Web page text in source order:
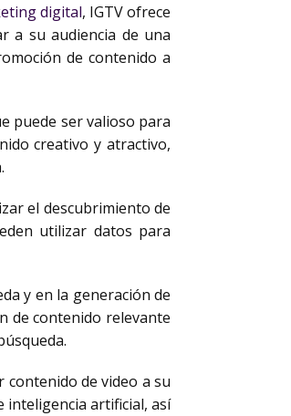
digital, IGTV ofrece
a su audiencia de una
de contenido a
puede ser valioso para
creativo y atractivo,
el descubrimiento de
utilizar datos para
y en la generación de
de contenido relevante
de video a su
inteligencia artificial, así